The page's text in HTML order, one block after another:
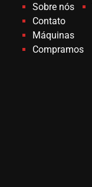
Sobre nós
Contato
Máquinas
Compramos